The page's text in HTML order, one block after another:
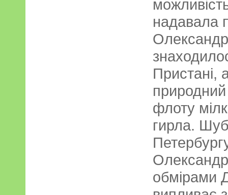
надавала
Пристані,
природний
флоту
гирла.
обмірами